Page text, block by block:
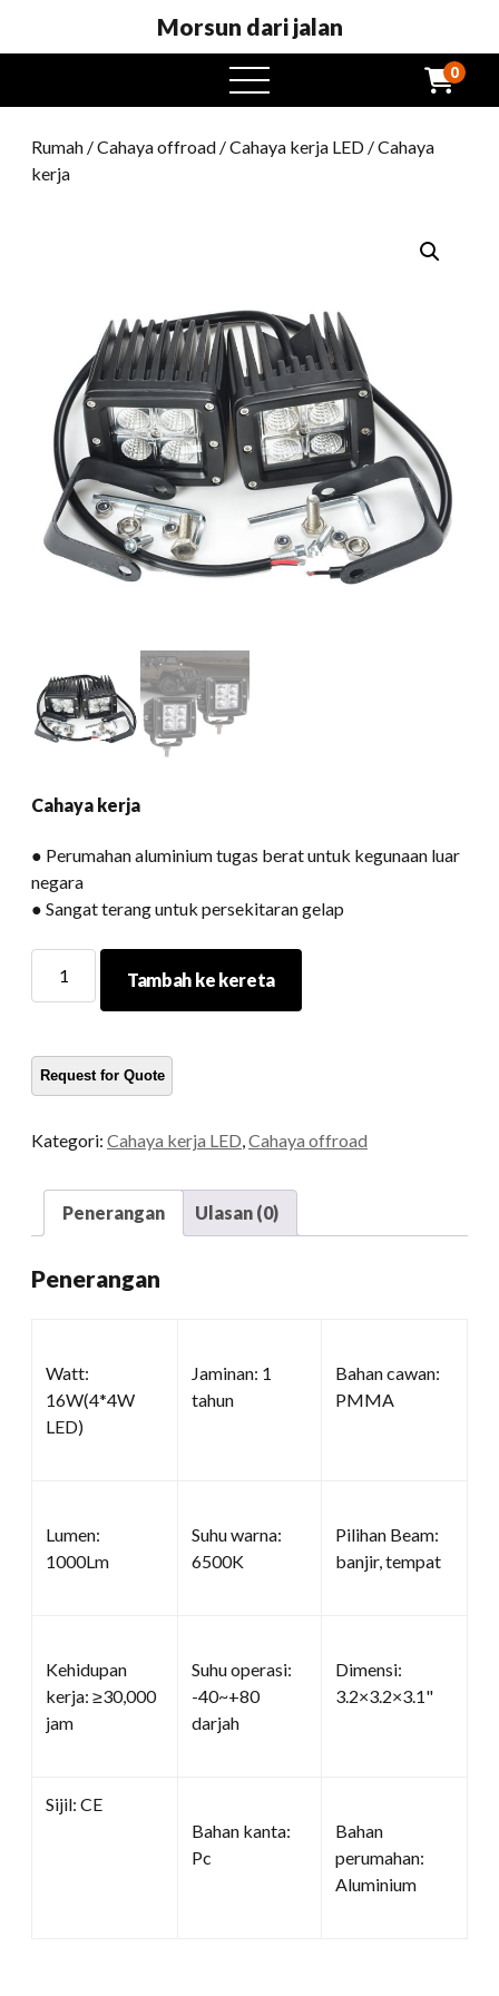
Morsun dari jalan
Buka
menu
0
Rumah /Cahaya offroad /Cahaya kerja LED / Cahaya
kerja
Cahaya kerja
● Perumahan aluminium tugas berat untuk kegunaan luar
negara
● Sangat terang untuk persekitaran gelap
kerja
Tambah ke kereta
Kategori: Cahaya kerja LED Cahaya offroad
Penerangan Ulasan (0)
Penerangan
Watt:
16W(4*4W
LED)
Jaminan: 1
tahun
Bahan cawan:
PMMA
Lumen:
1000Lm
Suhu warna:
6500K
Pilihan Beam:
banjir, tempat
Kehidupan
kerja: ≥30,000
jam
Suhu operasi:
-40~+80
darjah
Dimensi:
3.2×3.2×3.1"
Sijil: CE
Bahan kanta:
Pc
Bahan
perumahan:
Aluminium